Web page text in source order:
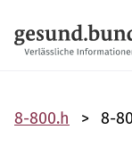
8-800.h 8-